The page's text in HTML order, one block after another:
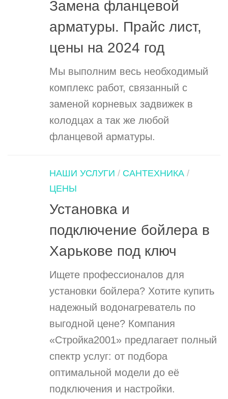
Замена фланцевой
арматуры. Прайс лист,
цены на 2024 год
Мы выполним весь необходимый
комплекс работ, связанный с
заменой корневых задвижек в
колодцах а так же любой
фланцевой арматуры.
НАШИ УСЛУГИ / САНТЕХНИКА /
ЦЕНЫ
Установка и
подключение бойлера в
Харькове под ключ
Ищете профессионалов для
установки бойлера? Хотите купить
надежный водонагреватель по
выгодной цене? Компания
«Стройка2001» предлагает полный
спектр услуг: от подбора
оптимальной модели до её
подключения и настройки.